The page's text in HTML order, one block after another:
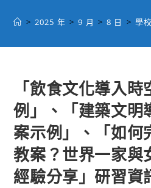
> 2025 年 > 9 月 > 8 日 > 學
「飲食文化導入
例」、「建築文明
案示例」、「如何
教案？世界一家與
經驗分享」研習資